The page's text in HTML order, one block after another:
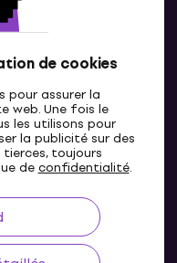
de cookies
pour assurer la
web. Une fois le
les utilisons pour
la publicité sur des
toujours
deconfidentialité.